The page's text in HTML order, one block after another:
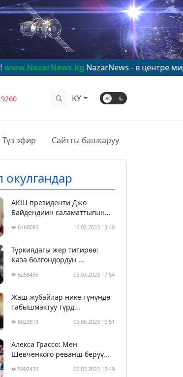
NazarNews - в центре мирового
KY
Түз эфир Сайтты башкаруу
окулгандар
АКШ президенти Джо
Байдендиин саламаттыгын...
6468085 16.02.2023 13:40
Түркиядагы жер титирөө:
Каза болгондордун ...
6258436 05.03.2023 17:54
Жаш жубайлар нике түнүндө
табышмактуу түрд...
6023513 05.06.2023 10:51
Алекса Грассо: Мен
Шевченкого реванш берүү...
5902423 06.03.2023 12:49